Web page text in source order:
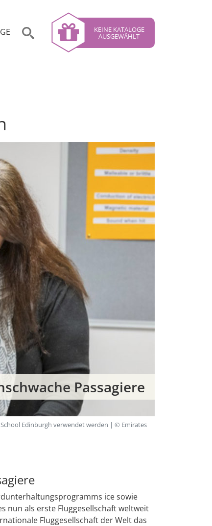
KEINE KATALOGE
AUSGEWÄHLT
Passagiere
Edinburgh verwendet werden | © Emirates
ice sowie
nun als erste Fluggesellschaft weltweit
Fluggesellschaft der Welt das